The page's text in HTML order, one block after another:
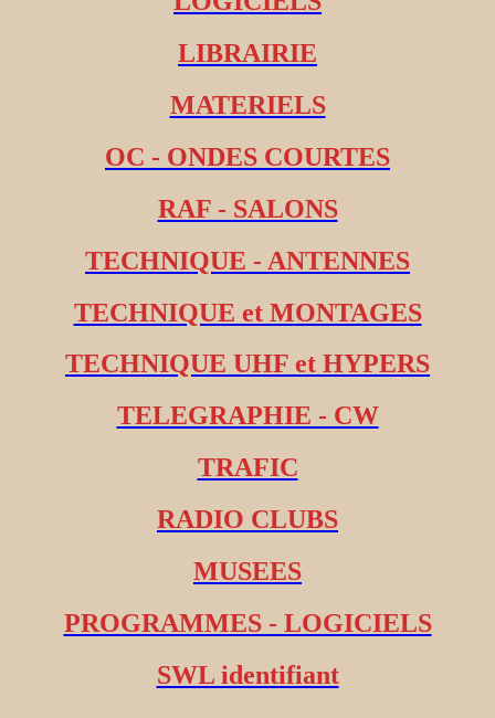
LIBRAIRIE
MATERIELS
OC - ONDES COURTES
RAF - SALONS
TECHNIQUE - ANTENNES
TECHNIQUE et MONTAGES
TECHNIQUE UHF et HYPERS
TELEGRAPHIE - CW
TRAFIC
RADIO CLUBS
MUSEES
PROGRAMMES - LOGICIELS
SWL identifiant